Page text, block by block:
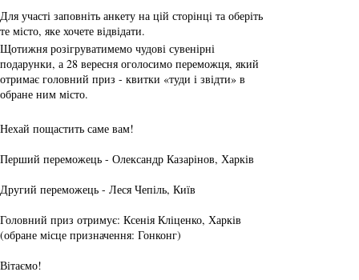
Для участі заповніть анкету на цій сторінці та оберіть
те місто, яке хочете відвідати.
Щотижня розігруватимемо чудові сувенірні
подарунки, а 28 вересня оголосимо переможця, який
отримає головний приз - квитки «туди і звідти» в
обране ним місто.
Нехай пощастить саме вам!
Перший переможець - Олександр Казарінов, Харків
Другий переможець - Леся Чепіль, Київ
Головний приз отримує: Ксенія Кліценко, Харків
(обране місце призначення: Гонконг)
Вітаємо!